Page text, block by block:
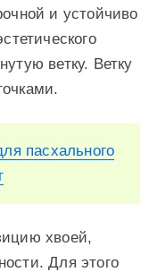
и устойчиво
ветку. Ветку
пасхального
хвоей,
Для этого